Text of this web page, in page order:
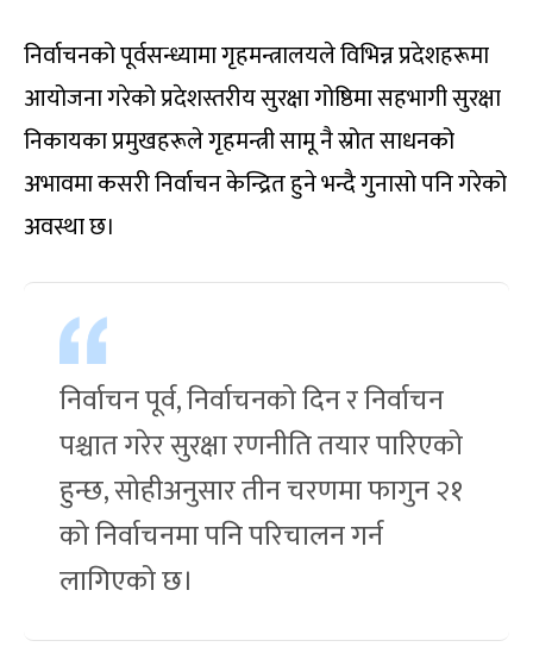
निर्वाचनको पूर्वसन्ध्यामा गृहमन्त्रालयले विभिन्न प्रदेशहरूमा
आयोजना गरेको प्रदेशस्तरीय सुरक्षा गोष्ठिमा सहभागी सुरक्षा
निकायका प्रमुखहरूले गृहमन्त्री सामू नै स्रोत साधनको
अभावमा कसरी निर्वाचन केन्द्रित हुने भन्दै गुनासो पनि गरेको
अवस्था छ।
निर्वाचन पूर्व, निर्वाचनको दिन र निर्वाचन
पश्चात गरेर सुरक्षा रणनीति तयार पारिएको
हुन्छ, सोहीअनुसार तीन चरणमा फागुन २१
को निर्वाचनमा पनि परिचालन गर्न
लागिएको छ।